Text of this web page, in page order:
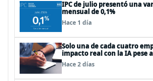
IPC de julio presentó una
mensual de 0,1%
Hace 1 día
Solo una de cada cuatro
impacto real con la IA pese
según el Foro Económico
Hace 2 días